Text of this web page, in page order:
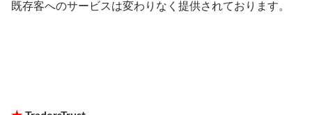
既存客へのサービスは変わりなく提供されております。